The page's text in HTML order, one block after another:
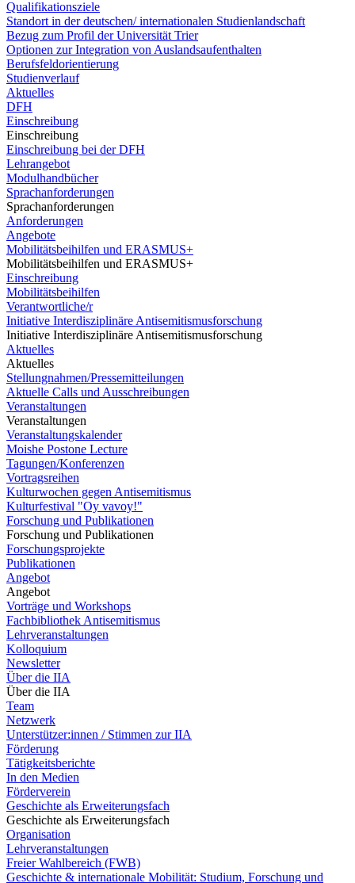
Qualifikationsziele
Standort in der deutschen/ internationalen Studienlandschaft
Bezug zum Profil der Universität Trier
Optionen zur Integration von Auslandsaufenthalten
Berufsfeldorientierung
Studienverlauf
Aktuelles
DFH
Einschreibung
Einschreibung
Einschreibung bei der DFH
Lehrangebot
Modulhandbücher
Sprachanforderungen
Sprachanforderungen
Anforderungen
Angebote
Mobilitätsbeihilfen und ERASMUS+
Mobilitätsbeihilfen und ERASMUS+
Einschreibung
Mobilitätsbeihilfen
Verantwortliche/r
Initiative Interdisziplinäre Antisemitismusforschung
Initiative Interdisziplinäre Antisemitismusforschung
Aktuelles
Aktuelles
Stellungnahmen/Pressemitteilungen
Aktuelle Calls und Ausschreibungen
Veranstaltungen
Veranstaltungen
Veranstaltungskalender
Moishe Postone Lecture
Tagungen/Konferenzen
Vortragsreihen
Kulturwochen gegen Antisemitismus
Kulturfestival "Oy vavoy!"
Forschung und Publikationen
Forschung und Publikationen
Forschungsprojekte
Publikationen
Angebot
Angebot
Vorträge und Workshops
Fachbibliothek Antisemitismus
Lehrveranstaltungen
Kolloquium
Newsletter
Über die IIA
Über die IIA
Team
Netzwerk
Unterstützer:innen / Stimmen zur IIA
Förderung
Tätigkeitsberichte
In den Medien
Förderverein
Geschichte als Erweiterungsfach
Geschichte als Erweiterungsfach
Organisation
Lehrveranstaltungen
Freier Wahlbereich (FWB)
Geschichte & internationale Mobilität: Studium, Forschung und